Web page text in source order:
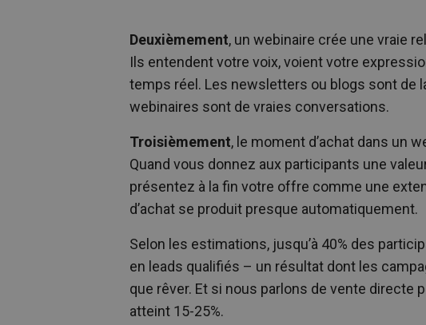
Deuxièmement, un webinaire crée une vraie
Ils entendent votre voix, voient votre
temps réel. Les newsletters ou blogs sont de
webinaires sont de vraies conversations.
Troisièmement, le moment d’achat dans un
Quand vous donnez aux participants une
présentez à la fin votre offre comme une
d’achat se produit presque automatiquement.
Selon les estimations, jusqu’à 40% des
en leads qualifiés – un résultat dont les
que rêver. Et si nous parlons de vente directe
atteint 15-25%.